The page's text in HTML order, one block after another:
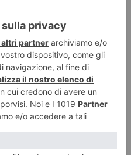
quotidiana e la sua
Lux sala 2, Reposi, The
Regia di Jim Jarmusch,
Un film intimista,
a Paterson, piccola